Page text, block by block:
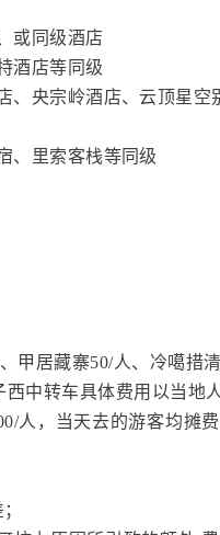
或同级酒店
酒店等同级
、央宗岭酒店、云顶星空
、里索客栈等同级
甲居藏寨50/人、冷噶措
中转车具体费用以当地
人，当天去的游客均摊